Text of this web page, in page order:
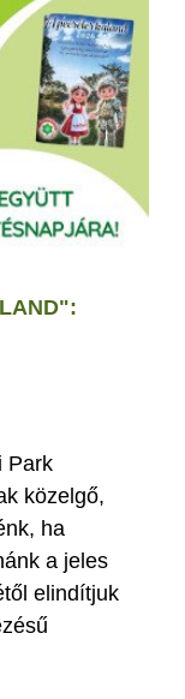
Park
közelgő,
ha
a jeles
elindítjuk